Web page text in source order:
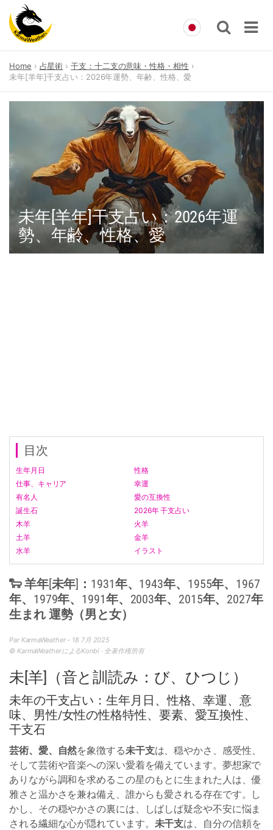
content
Home 占星術
干支：十二支の意味・性格・相性
未年[羊年]干支占い：2026年運勢、年齢、性格、愛
未年[羊年]干支占い：2026年運
勢、年齢、性格、愛
目次
生年月日
性格
仕事、キャリア
幸運
有名人
愛の互換性
誕生石
2026年 干支占い
木羊
火羊
土羊
金羊
水羊
イラスト
🐑 羊年[未年]：1931年、1943年、1955年、1967
年、1979年、1991年、2003年、2015年、2027年
生まれ 運勢（男と女）
Par KarmaWeather - 18 7月 2025
© KarmaWeatherによるKonbi · 全著作権所有
未[羊]（音と訓読み：び、ひつじ）
未年の干支占い：生年月日、性格、幸運、意
味、男性/女性の性格特性、要素、愛互換性、
干支石
芸術、愛、自然を象徴する未干支は、穏やかさ、感受性、
そして芸術や音楽への深い愛着を備えています。夢想家で
ありながら調和を求めるこの星のもとに生まれた人は、優
雅さと温かさを兼ね備え、誰からも愛される存在です。し
かし、その穏やかさの裏には、しばしば疑念や不安に悩ま
される繊細な心が隠れています。 未干支は、自分の信頼を